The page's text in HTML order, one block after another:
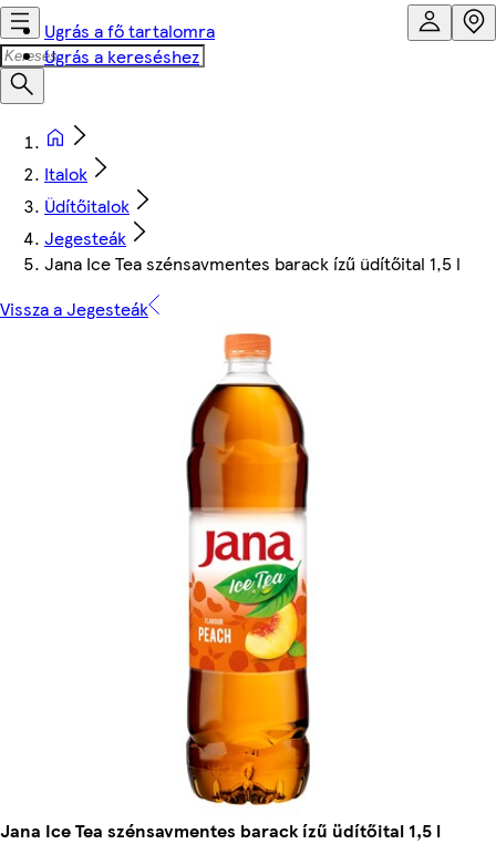
Ugrás a fő tartalomra
Ugrás a kereséshez
Italok
Üdítőitalok
Jegesteák
Jana Ice Tea szénsavmentes barack ízű üdítőital 1,5 l
Vissza a Jegesteák
Jana Ice Tea szénsavmentes barack ízű üdítőital 1,5 l